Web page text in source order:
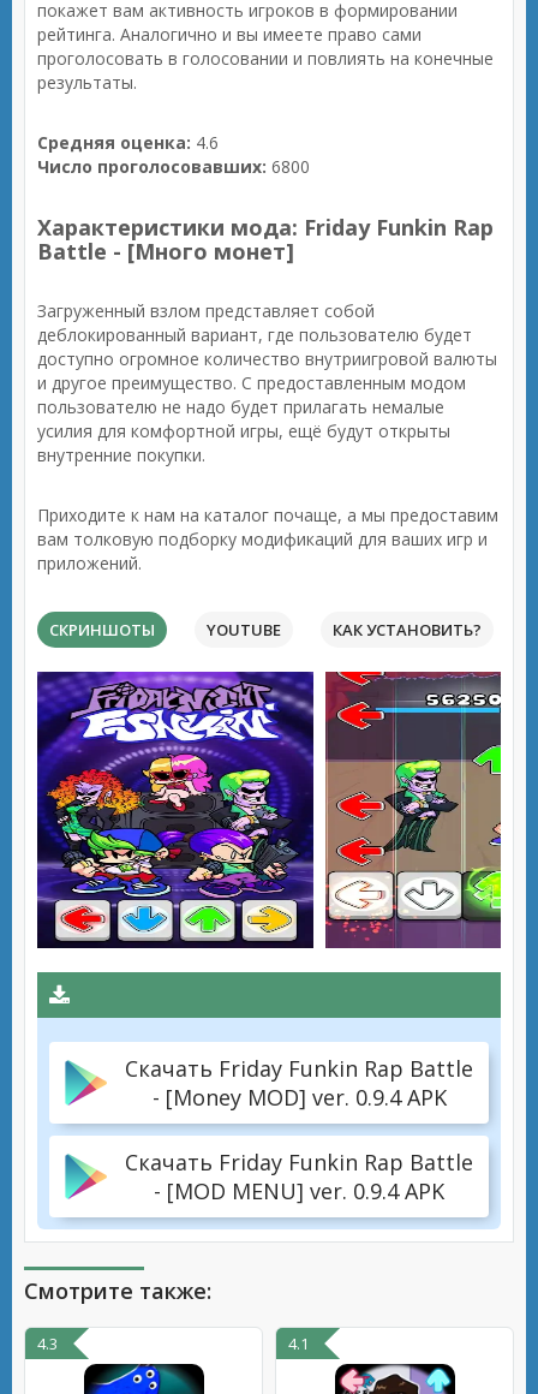
покажет вам активность игроков в формировании
рейтинга. Аналогично и вы имеете право сами
проголосовать в голосовании и повлиять на конечные
результаты.
Средняя оценка: 4.6
Число проголосовавших: 6800
Характеристики мода: Friday Funkin Rap
Battle - [Много монет]
Загруженный взлом представляет собой
деблокированный вариант, где пользователю будет
доступно огромное количество внутриигровой валюты
и другое преимущество. С предоставленным модом
пользователю не надо будет прилагать немалые
усилия для комфортной игры, ещё будут открыты
внутренние покупки.
Приходите к нам на каталог почаще, а мы предоставим
вам толковую подборку модификаций для ваших игр и
приложений.
СКРИНШОТЫ YOUTUBE КАК УСТАНОВИТЬ?
Скачать Friday Funkin Rap Battle
- [Money MOD] ver. 0.9.4 APK
Скачать Friday Funkin Rap Battle
- [MOD MENU] ver. 0.9.4 APK
Смотрите также:
4.3 4.1